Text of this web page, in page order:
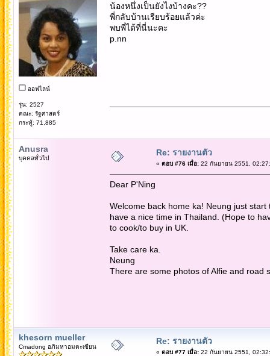
ออฟไลน์
รุ่น: 2527
คณะ: รัฐศาสตร์
กระทู้: 71,885
น้องหนึ่งเป็นยังไงบ้างคะ??
พี่กลับบ้านเรียบร้อยแล้วค่ะ
พบพี่ได้ที่นี่นะคะ
p.nn
Anusra
บุคคลทั่วไป
Re: รายงานตัว
« ตอบ #76 เมื่อ:22 กันยายน 2551,
Dear P'Ning
Welcome back home ka! Neung just
have a nice time in Thailand. (Hope to
to cook/to buy in UK.
Take care ka.
Neung
There are some photos of Alfie and road
khesorn mueller
Cmadong อภิมหาอมตะเซียน
Re: รายงานตัว
« ตอบ #77 เมื่อ:22 กันยายน 2551,